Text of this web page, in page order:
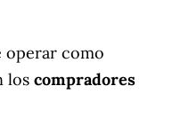
operar como
los compradores